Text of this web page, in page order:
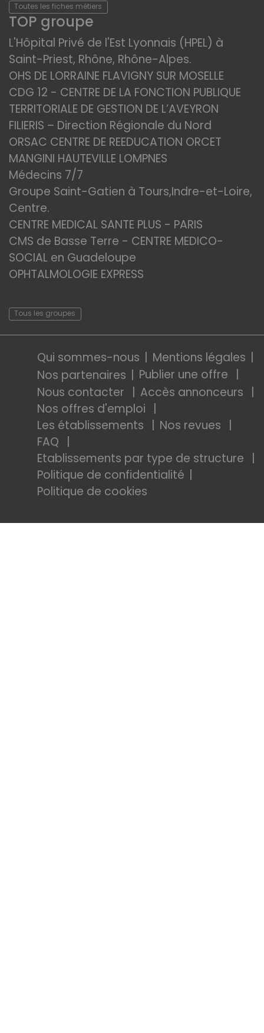
Toutes les fiches métiers
TOP groupe
L'Hôpital Privé de l'Est Lyonnais (HPEL) à
Saint-Priest, Rhône, Rhône-Alpes.
OHS DE LORRAINE FLAVIGNY SUR MOSELLE
CDG 12 - CENTRE DE LA FONCTION PUBLIQUE
TERRITORIALE DE GESTION DE L’AVEYRON
FILIERIS – Direction Régionale du Nord
ORSAC CENTRE DE REEDUCATION ORCET
MANGINI HAUTEVILLE LOMPNES
Médecins 7/7
Groupe Saint-Gatien à Tours,Indre-et-Loire,
Centre.
CENTRE MEDICAL SANTE PLUS - PARIS
CMS de Basse Terre - CENTRE MEDICO-
SOCIAL en Guadeloupe
OPHTALMOLOGIE EXPRESS
Tous les groupes
Qui sommes-nous
Mentions légales
Nos partenaires
Publier une offre
Nous contacter
Accès annonceurs
Nos offres d'emploi
Les établissements
Nos revues
FAQ
Etablissements par type de structure
Politique de confidentialité
Politique de cookies